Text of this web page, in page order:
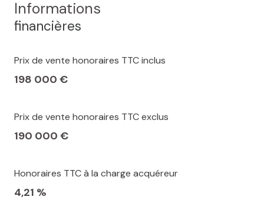
Informations
financières
Prix de vente honoraires TTC inclus
198 000 €
Prix de vente honoraires TTC exclus
190 000 €
Honoraires TTC à la charge acquéreur
4,21 %